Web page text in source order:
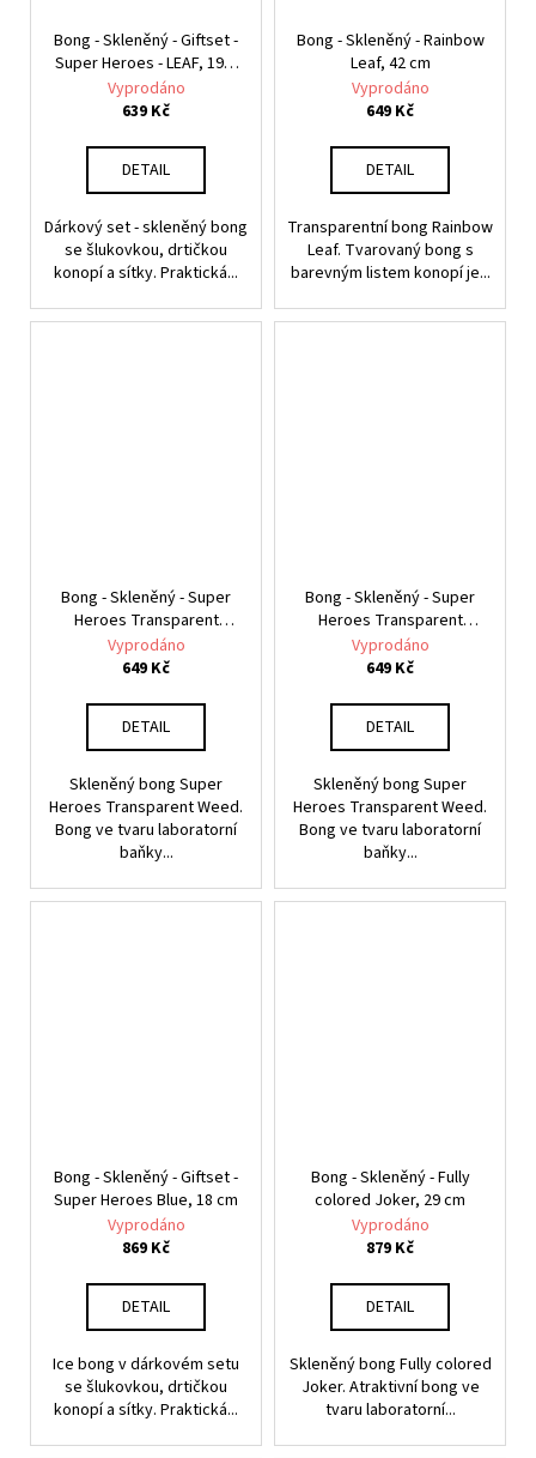
Bong - Skleněný - Giftset -
Super Heroes - LEAF, 19,5
cm
Vyprodáno
639 Kč
DETAIL
Dárkový set - skleněný bong
se šlukovkou, drtičkou
konopí a sítky. Praktická...
Bong - Skleněný - Rainbow
Leaf, 42 cm
Vyprodáno
649 Kč
DETAIL
Transparentní bong Rainbow
Leaf. Tvarovaný bong s
barevným listem konopí je...
Bong - Skleněný - Super
Heroes Transparent
Weed, 33 cm
Vyprodáno
649 Kč
DETAIL
Skleněný bong Super
Heroes Transparent Weed.
Bong ve tvaru laboratorní
baňky...
Bong - Skleněný - Super
Heroes Transparent
Weed, 33 cm
Vyprodáno
649 Kč
DETAIL
Skleněný bong Super
Heroes Transparent Weed.
Bong ve tvaru laboratorní
baňky...
Bong - Skleněný - Giftset -
Super Heroes Blue, 18 cm
Vyprodáno
869 Kč
DETAIL
Ice bong v dárkovém setu
se šlukovkou, drtičkou
konopí a sítky. Praktická...
Bong - Skleněný - Fully
colored Joker, 29 cm
Vyprodáno
879 Kč
DETAIL
Skleněný bong Fully colored
Joker. Atraktivní bong ve
tvaru laboratorní...